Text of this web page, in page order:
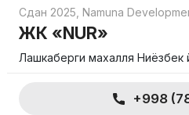
Сдан 2025 Namuna
ЖК «NUR»
Лашкаберги махалля Ниёзбек
+998